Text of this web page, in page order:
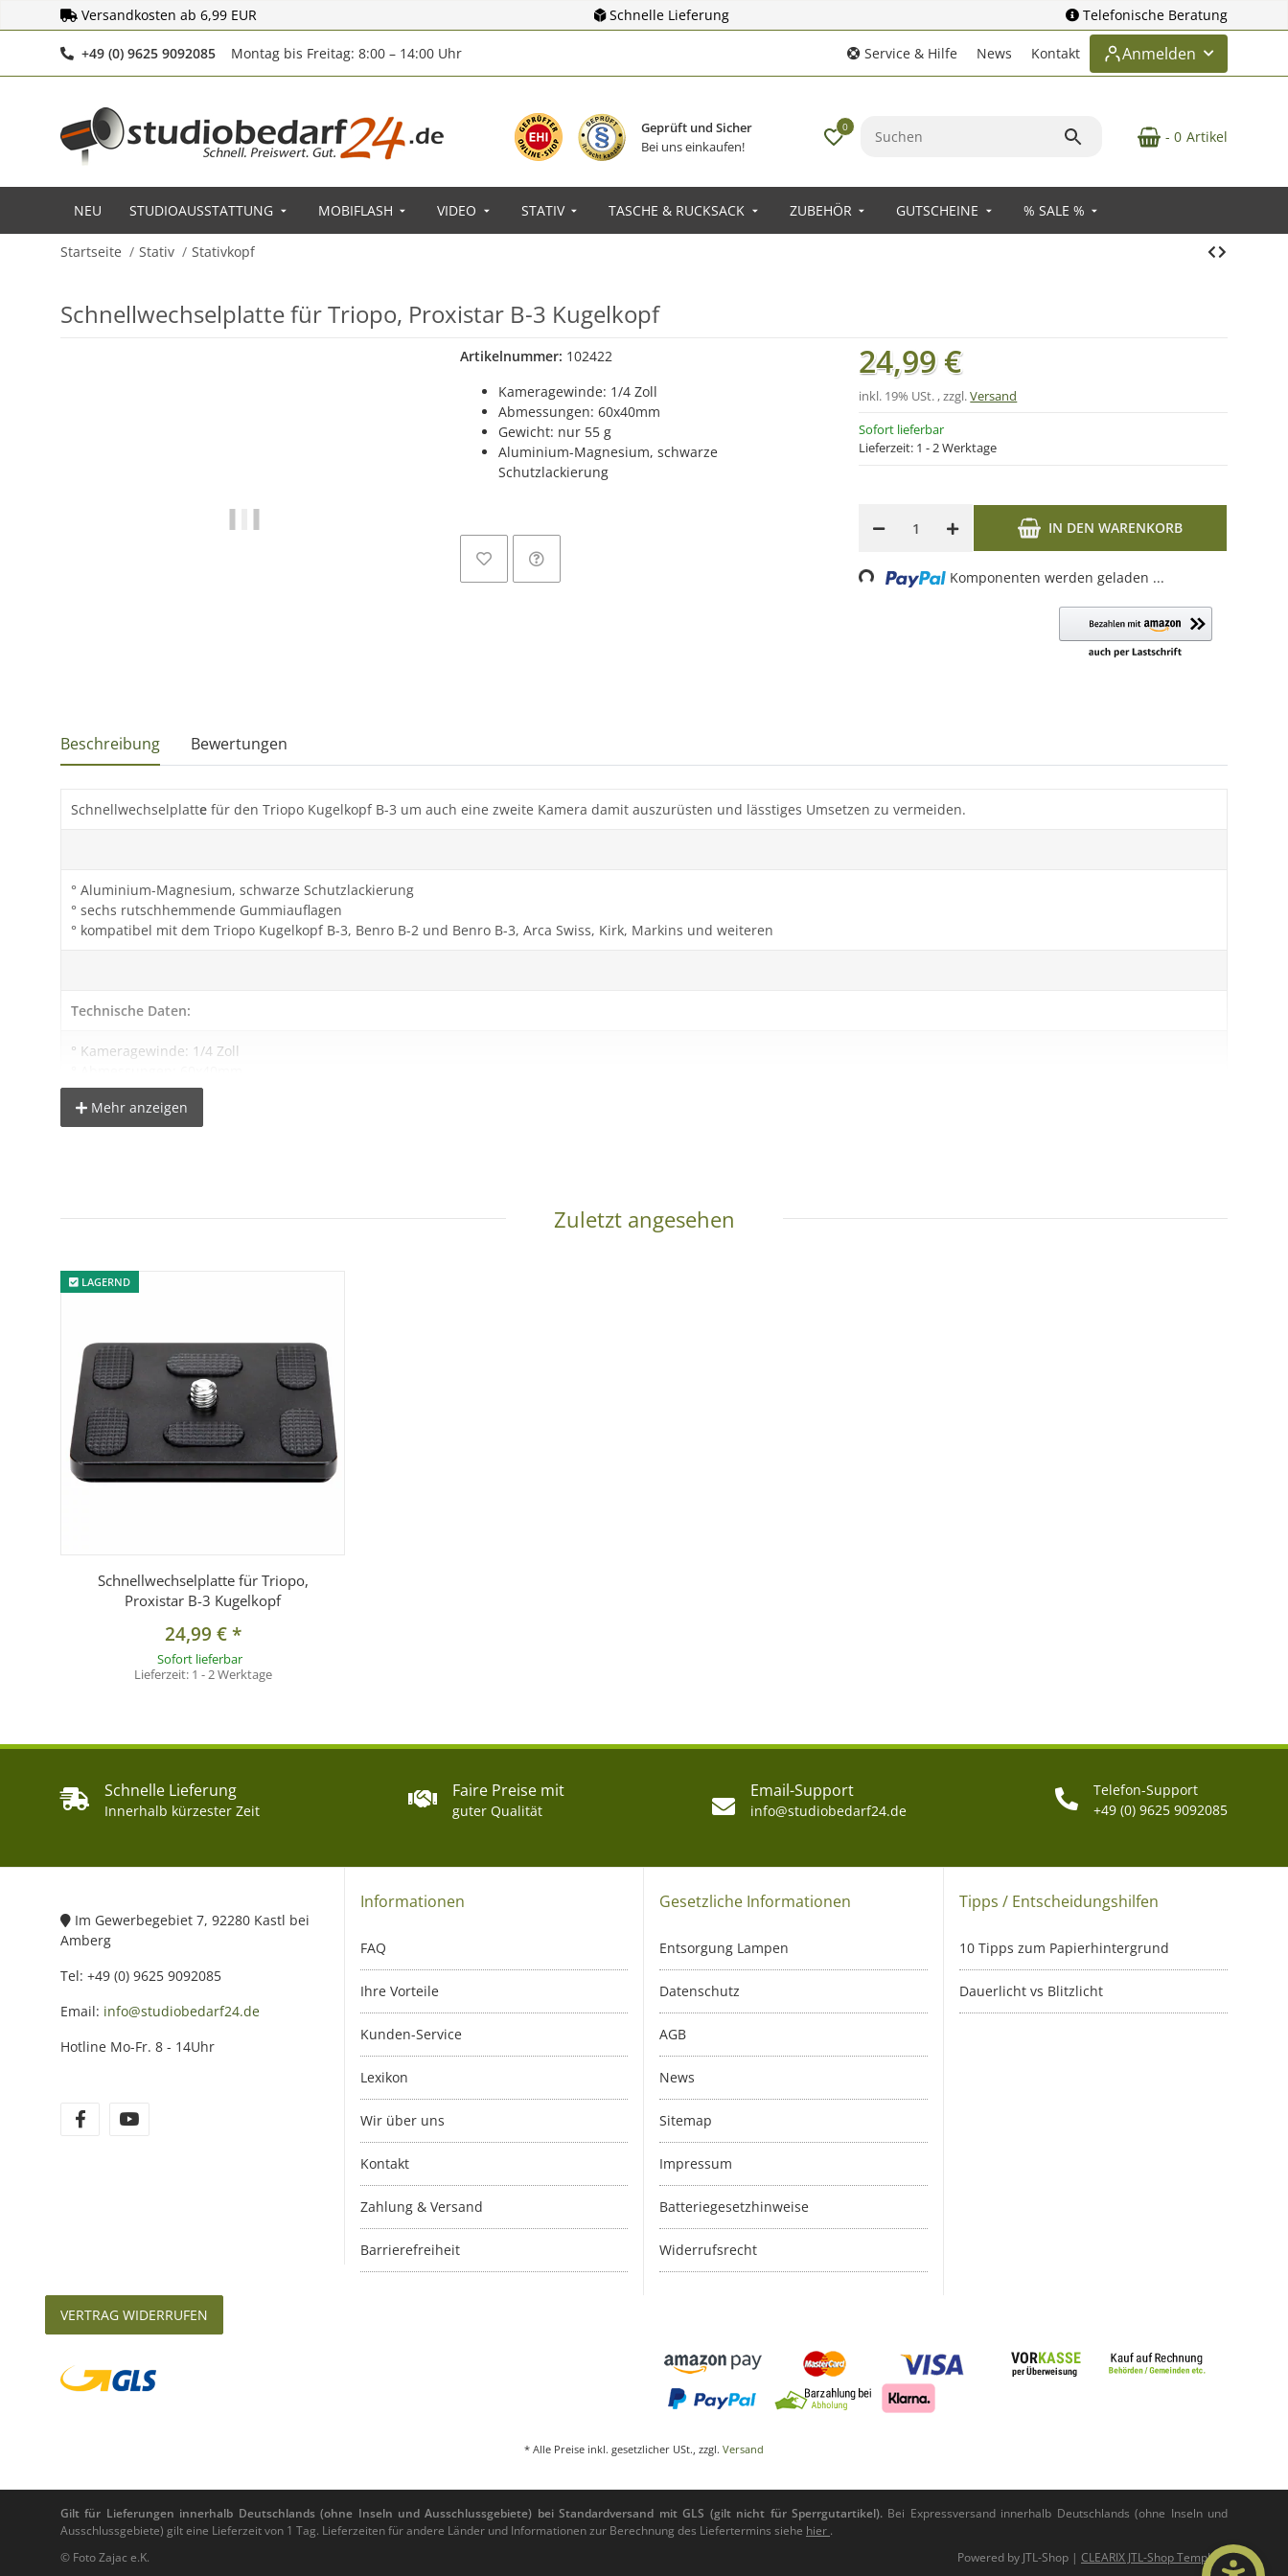
Versandkosten ab 6,99 EUR Schnelle Lieferung Telefonische Beratung
+49 (0) 9625 9092085Telefonnummer
Montag bis Freitag: 8:00 – 14:00 Uhr Service & Hilfe News Kontakt Anmelden
Geprüft und Sicher
Bei uns einkaufen!
0
- 0 Artikel
NEU STUDIOAUSSTATTUNG MOBIFLASH VIDEO STATIV TASCHE & RUCKSACK ZUBEHÖR GUTSCHEINE % SALE %
Startseite Stativ Stativkopf
Schnellwechselplatte für Triopo, Proxistar B-3 Kugelkopf
Artikelnummer: 102422
Kameragewinde: 1/4 Zoll
Abmessungen: 60x40mm
Gewicht: nur 55 g
Aluminium-Magnesium, schwarze
Schutzlackierung
Sofort lieferbar
Lieferzeit: 1 - 2 Werktage
24,99 €
inkl. 19% USt. , zzgl.Versand
IN DEN WARENKORB
Loading... Komponenten werden geladen ...
Beschreibung Bewertungen
Schnellwechselplatte für den Triopo Kugelkopf B-3 um auch eine zweite Kamera damit auszurüsten und lässtiges Umsetzen zu vermeiden.
° Aluminium-Magnesium, schwarze Schutzlackierung
° sechs rutschhemmende Gummiauflagen
° kompatibel mit dem Triopo Kugelkopf B-3, Benro B-2 und Benro B-3, Arca Swiss, Kirk, Markins und weiteren
Technische Daten:
° Kameragewinde: 1/4 Zoll
° Gewicht: nur 55 g
Mehr anzeigen
Zuletzt angesehen
LAGERND
Schnellwechselplatte für Triopo,
Proxistar B-3 Kugelkopf
24,99 €*
Sofort lieferbar
Lieferzeit: 1 - 2 Werktage
Schnelle Lieferung
Innerhalb kürzester Zeit
Faire Preise mit
guter Qualität
Email-Support
info@studiobedarf24.de
Telefon-Support
+49 (0) 9625 9092085
Im Gewerbegebiet 7, 92280 Kastl bei
Amberg
Tel: +49 (0) 9625 9092085
Email: info@studiobedarf24.de
Hotline Mo-Fr. 8 - 14Uhr
Informationen
FAQ
Ihre Vorteile
Kunden-Service
Lexikon
Wir über uns
Kontakt
Zahlung & Versand
Barrierefreiheit
Gesetzliche Informationen
Entsorgung Lampen
Datenschutz
AGB
News
Sitemap
Impressum
Batteriegesetzhinweise
Widerrufsrecht
Tipps / Entscheidungshilfen
10 Tipps zum Papierhintergrund
Dauerlicht vs Blitzlicht
VERTRAG WIDERRUFEN
* Alle Preise inkl. gesetzlicher USt., zzgl. Versand
Gilt für Lieferungen innerhalb Deutschlands (ohne Inseln und Ausschlussgebiete) bei Standardversand mit GLS (gilt nicht für Sperrgutartikel).Bei Expressversand innerhalb Deutschlands (ohne Inseln und
Ausschlussgebiete) gilt eine Lieferzeit von 1 Tag. Lieferzeiten für andere Länder und Informationen zur Berechnung des Liefertermins siehe hier .
© Foto Zajac e.K.
Powered by JTL-Shop | CLEARIX JTL-Shop Template